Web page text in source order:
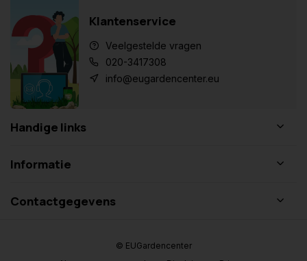
Klantenservice
Veelgestelde vragen
020-3417308
info@eugardencenter.eu
Handige links
Informatie
Contactgegevens
© EUGardencenter